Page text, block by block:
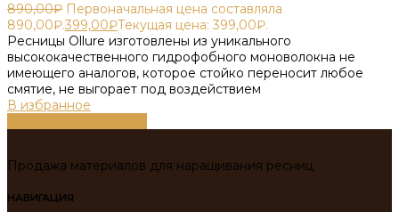
890,00₽ Первоначальная цена составляла
890,00₽.399,00₽Текущая цена: 399,00₽.
Ресницы Ollure изготовлены из уникального
высококачественного гидрофобного моноволокна не
имеющего аналогов, которое стойко переносит любое
смятие, не выгорает под воздействием
В избранное
Продажа материалов для наращивания ресниц
НАВИГАЦИЯ